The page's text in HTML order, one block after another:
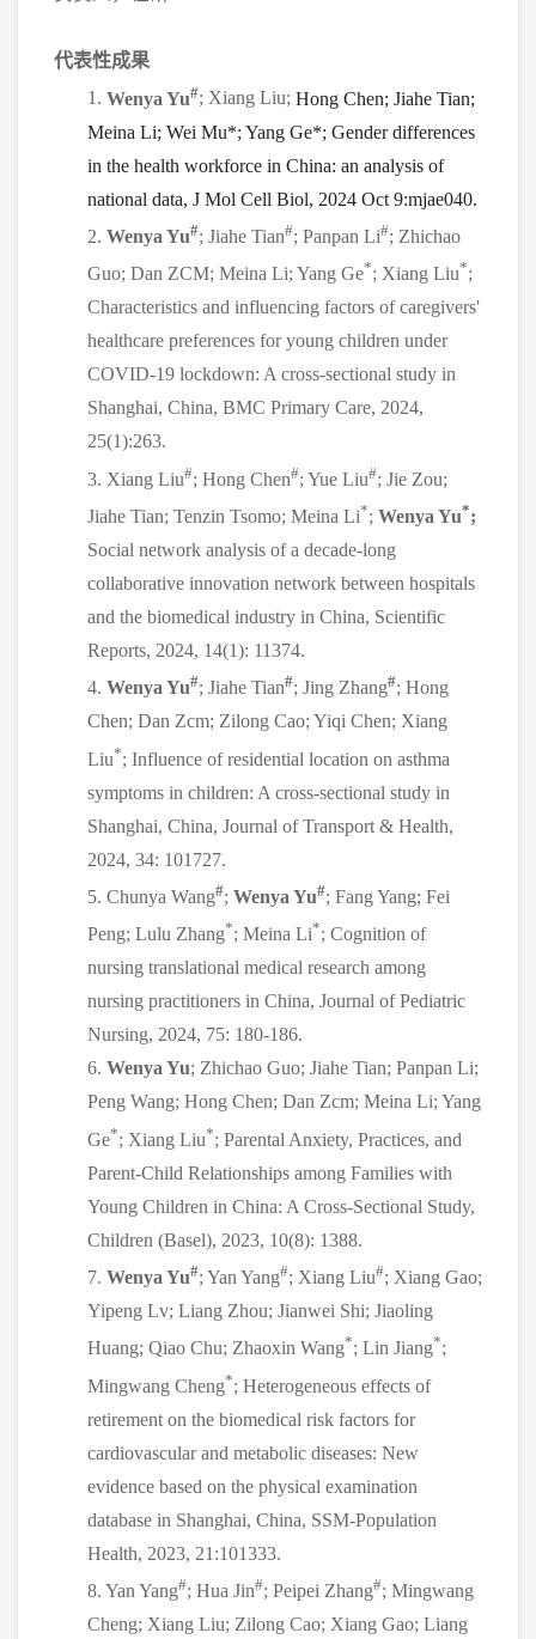
代表性成果
1. Wenya Yu#; Xiang Liu; Hong Chen; Jiahe Tian;
Meina Li; Wei Mu*; Yang Ge*; Gender differences
in the health workforce in China: an analysis of
national data, J Mol Cell Biol, 2024 Oct 9:mjae040.
2. Wenya Yu#; Jiahe Tian#; Panpan Li#; Zhichao
Guo; Dan ZCM; Meina Li; Yang Ge*; Xiang Liu*;
Characteristics and influencing factors of caregivers'
healthcare preferences for young children under
COVID-19 lockdown: A cross-sectional study in
Shanghai, China, BMC Primary Care, 2024,
25(1):263.
3. Xiang Liu#; Hong Chen#; Yue Liu#; Jie Zou;
Jiahe Tian; Tenzin Tsomo; Meina Li*; Wenya Yu*;
Social network analysis of a decade-long
collaborative innovation network between hospitals
and the biomedical industry in China, Scientific
Reports, 2024, 14(1): 11374.
4. Wenya Yu#; Jiahe Tian#; Jing Zhang#; Hong
Chen; Dan Zcm; Zilong Cao; Yiqi Chen; Xiang
Liu*; Influence of residential location on asthma
symptoms in children: A cross-sectional study in
Shanghai, China, Journal of Transport & Health,
2024, 34: 101727.
5. Chunya Wang#; Wenya Yu#; Fang Yang; Fei
Peng; Lulu Zhang*; Meina Li*; Cognition of
nursing translational medical research among
nursing practitioners in China, Journal of Pediatric
Nursing, 2024, 75: 180-186.
6. Wenya Yu; Zhichao Guo; Jiahe Tian; Panpan Li;
Peng Wang; Hong Chen; Dan Zcm; Meina Li; Yang
Ge*; Xiang Liu*; Parental Anxiety, Practices, and
Parent-Child Relationships among Families with
Young Children in China: A Cross-Sectional Study,
Children (Basel), 2023, 10(8): 1388.
7. Wenya Yu#; Yan Yang#; Xiang Liu#; Xiang Gao;
Yipeng Lv; Liang Zhou; Jianwei Shi; Jiaoling
Huang; Qiao Chu; Zhaoxin Wang*; Lin Jiang*;
Mingwang Cheng*; Heterogeneous effects of
retirement on the biomedical risk factors for
cardiovascular and metabolic diseases: New
evidence based on the physical examination
database in Shanghai, China, SSM-Population
Health, 2023, 21:101333.
8. Yan Yang#; Hua Jin#; Peipei Zhang#; Mingwang
Cheng; Xiang Liu; Zilong Cao; Xiang Gao; Liang